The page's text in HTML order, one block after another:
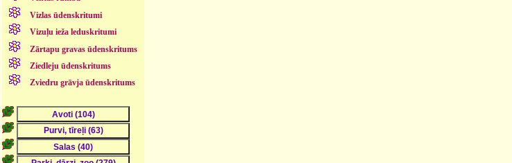
Vizlas ūdenskritumi
Vizuļu ieža leduskritumi
Zārtapu gravas ūdenskritums
Ziedleju ūdenskritums
Zviedru grāvja ūdenskritums